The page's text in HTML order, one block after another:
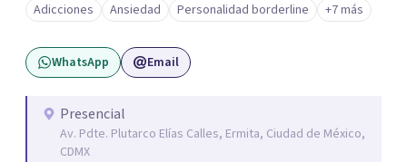
Adicciones Ansiedad Personalidad borderline +7 más
WhatsApp Email
Presencial
Av. Pdte. Plutarco Elías Calles, Ermita, Ciudad de México,
CDMX